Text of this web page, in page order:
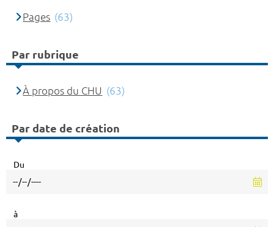
Pages (63)
Par rubrique
À propos du CHU (63)
Par date de création
Du
à